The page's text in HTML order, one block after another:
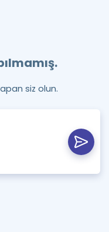
siz olun.